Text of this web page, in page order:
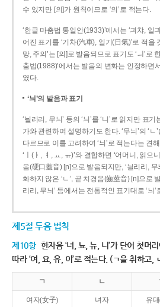
수 있지만 [의]가 원칙이므로 ‘의’로 적는다.
‘한글 마춤법 통일안(1933)’에서는 ‘긔챠, 일
어진 표기를 ‘기차(汽車), 일기(日氣)’로 적을
망, 주의’는 [의]로 발음되므로 표기도 ‘ㅢ’로
춤법(1988)’에서는 발음의 변화는 인정하면
였다.
‘늬’의 발음과 표기
‘늴리리, 무늬’ 등의 ‘늬’를 ‘니’로 읽지만 표기
가와 관련하여 설명하기도 한다. ‘무늬’의 ‘ㄴ’
다르므로 이를 고려하여 ‘늬’로 적는다는 견
‘ㅣ(ㅑ, ㅕ, ㅛ, ㅠ)’와 결합하면 ‘어머니, 읽으
음(硬口蓋音) [ɲ]으로 발음되지만, ‘늴리리, 무
화하지 않은 ‘ㄴ’, 곧 치경음(齒莖音) [n]으로
리리, 무늬’ 등에서는 전통적인 표기대로 ‘늬
제5절 두음 법칙
제10항 한자음 ‘녀, 뇨, 뉴, 니’가 단어 첫머
따라 ‘여, 요, 유, 이’로 적는다. (ㄱ을 취하고,
ㄱ ㄴ
여자(女子) 녀자 유